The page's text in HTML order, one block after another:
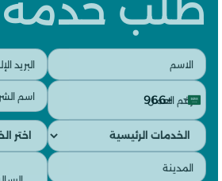
الاسم
(مطلوب)
البريد
الإلكتروني
(مطلوب)
رقم
العمل
(مطلوب)
Saudi
Arabia
+966
+966
اسم
الشركة
(مطلوب)
الخدمات
الرئيسية
(مطلوب)
الخدمات
الفرعية
(مطلوب)
المدينة
الرسالة